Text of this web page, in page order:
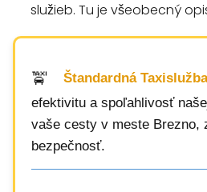
služieb. Tu je všeobecný
Štandardná Taxislužba
efektivitu a spoľahlivosť
vaše cesty v meste Brezno,
bezpečnosť.